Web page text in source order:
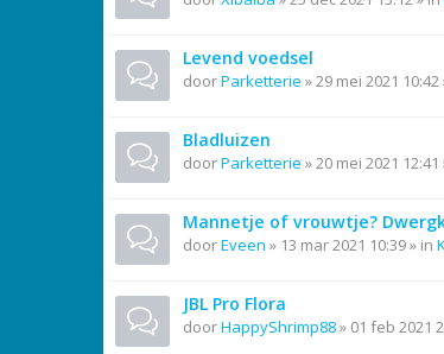
Levend voedsel
doorParketterie »29 mei 2021 10:42
Bladluizen
doorParketterie »20 mei 2021 12:41
Mannetje of vrouwtje?
doorEveen » 13 mar 2021 10:39» in
JBL Pro Flora
doorHappyShrimp88» 01 feb 2021